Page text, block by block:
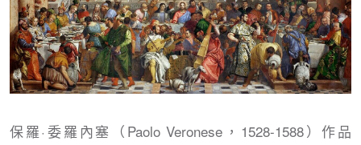
保羅·委羅內塞（Paolo Veronese，1528-1588）作品